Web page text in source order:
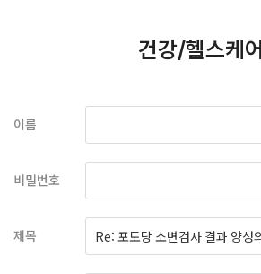
건강/헬스케어
이름
비밀번호
제목